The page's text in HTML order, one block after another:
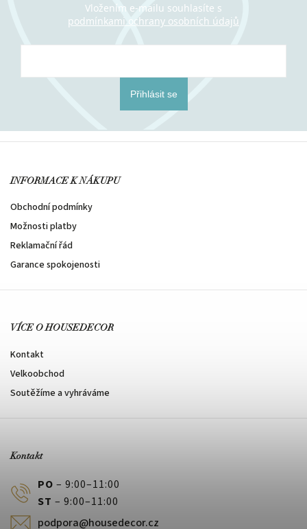
Vložením e-mailu souhlasíte s
podmínkami ochrany osobních údajů
Přihlásit se
INFORMACE K NÁKUPU
Obchodní podmínky
Možnosti platby
Reklamační řád
Garance spokojenosti
VÍCE O HOUSEDECOR
Kontakt
Velkoobchod
Soutěžíme a vyhráváme
Kontakt
PO – 9:00–11:00
ST – 9:00–11:00
podpora@housedecor.cz